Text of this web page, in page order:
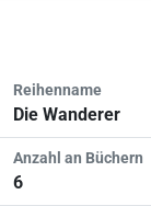
Reihenname
Die Wanderer
Anzahl an Büchern
6